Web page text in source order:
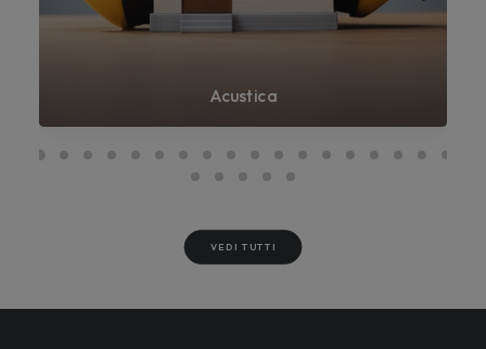
Acustica
VEDI TUTTI